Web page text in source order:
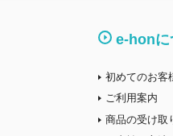
e-honに
初めてのお客
ご利用案内
商品の受け取